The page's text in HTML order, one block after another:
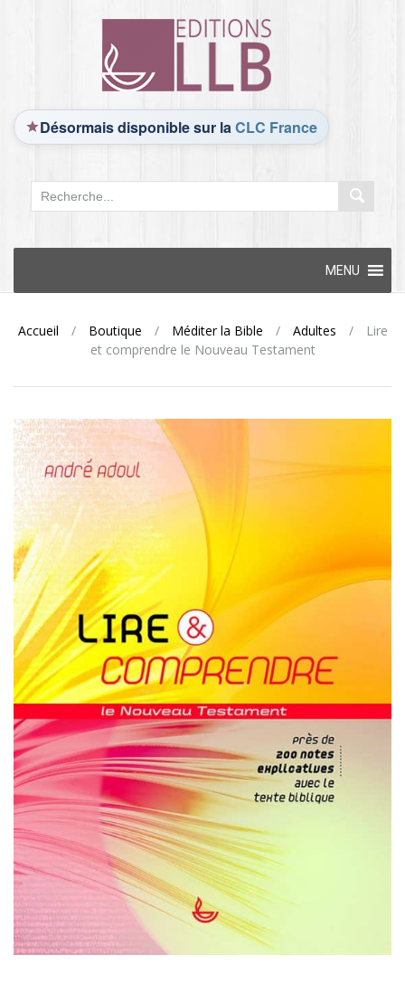
Désormais disponible sur laCLC France
content
MENU
Accueil / Boutique / Méditer la Bible / Adultes /
Lire
et comprendre le Nouveau Testament